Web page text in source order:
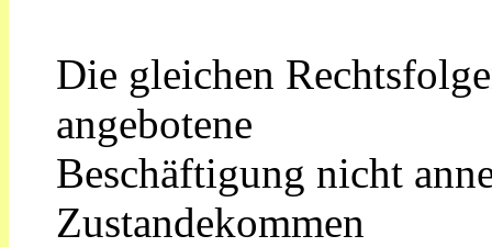
Die gleichen
angebotene
Beschäftigung nicht
Zustandekommen